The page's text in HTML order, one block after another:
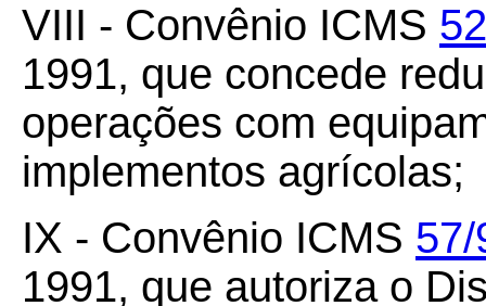
VIII - Convênio ICMS
1991, que concede
operações com
implementos agrícolas;
IX - Convênio ICMS 57/
1991, que autoriza o